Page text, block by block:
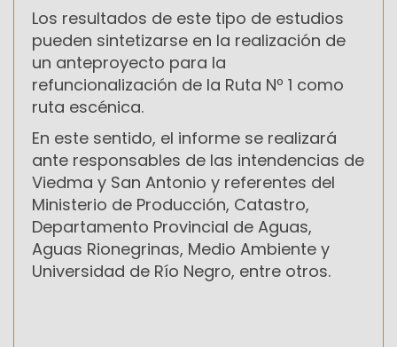
Los resultados de este tipo de estudios
pueden sintetizarse en la realización de
un anteproyecto para la
refuncionalización de la Ruta Nº 1 como
ruta escénica.
En este sentido, el informe se realizará
ante responsables de las intendencias de
Viedma y San Antonio y referentes del
Ministerio de Producción, Catastro,
Departamento Provincial de Aguas,
Aguas Rionegrinas, Medio Ambiente y
Universidad de Río Negro, entre otros.